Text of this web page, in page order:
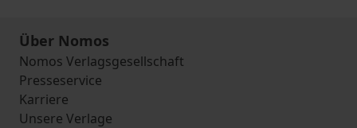
Über Nomos
Nomos Verlagsgesellschaft
Presseservice
Karriere
Unsere Verlage